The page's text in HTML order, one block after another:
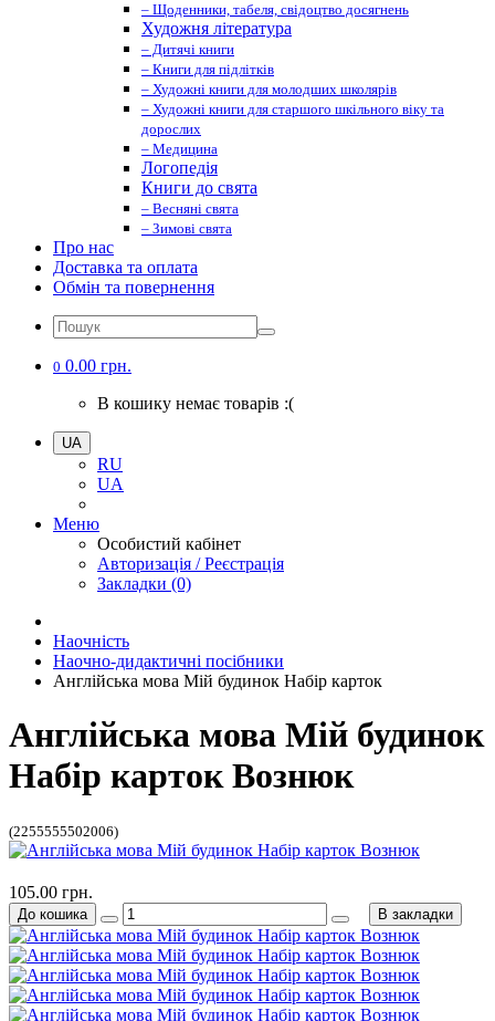
– Щоденники, табеля, свідоцтво досягнень
Художня література
– Дитячі книги
– Книги для підлітків
– Художні книги для молодших школярів
– Художні книги для старшого шкільного віку та
дорослих
– Медицина
Логопедія
Книги до свята
– Весняні свята
– Зимові свята
Про нас
Доставка та оплата
Обмін та повернення
0 0.00 грн.
В кошику немає товарів :(
UA
RU
UA
Меню
Особистий кабінет
Авторизація / Реєстрація
Закладки (0)
Наочність
Наочно-дидактичні посібники
Англійська мова Мій будинок Набір карток
Англійська мова Мій будинок
Набір карток Вознюк
(2255555502006)
105.00 грн.
До кошика В закладки